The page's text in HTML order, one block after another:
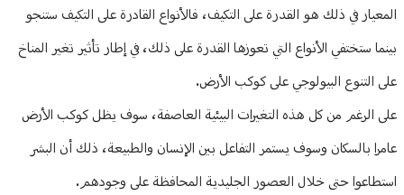
المعيار في ذلك هو القدرة على التكيف، فالأنواع القادرة على التكيف ستنجو
بينما ستختفي الأنواع التي تعوزها القدرة على ذلك، في إطار تأثير تغير المناخ
على التنوع البيولوجي على كوكب الأرض.
على الرغم من كل هذه التغيرات البيئية العاصفة، سوف يظل كوكب الأرض
عامرا بالسكان وسوف يستمر التفاعل بين الإنسان والطبيعة، ذلك أن البشر
استطاعوا حتى خلال العصور الجليدية المحافظة على وجودهم.